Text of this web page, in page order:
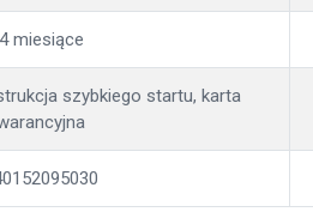
miesiące
szybkiego startu, karta